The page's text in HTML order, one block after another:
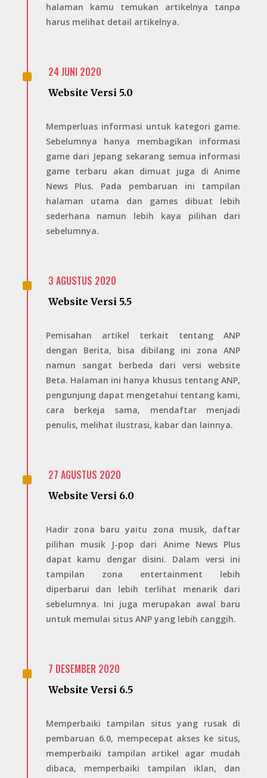
halaman kamu temukan artikelnya tanpa
harus melihat detail artikelnya.
^ 24 JUNI 2020
Website Versi 5.0
Memperluas informasi untuk kategori game.
Sebelumnya hanya membagikan informasi
game dari Jepang sekarang semua informasi
game terbaru akan dimuat juga di Anime
News Plus. Pada pembaruan ini tampilan
halaman utama dan games dibuat lebih
sederhana namun lebih kaya pilihan dari
sebelumnya.
^ 3 AGUSTUS 2020
Website Versi 5.5
Pemisahan artikel terkait tentang ANP
dengan Berita, bisa dibilang ini zona ANP
namun sangat berbeda dari versi website
Beta. Halaman ini hanya khusus tentang ANP,
pengunjung dapat mengetahui tentang kami,
cara berkeja sama, mendaftar menjadi
penulis, melihat ilustrasi, kabar dan lainnya.
^ 27 AGUSTUS 2020
Website Versi 6.0
Hadir zona baru yaitu zona musik, daftar
pilihan musik J-pop dari Anime News Plus
dapat kamu dengar disini. Dalam versi ini
tampilan zona entertainment lebih
diperbarui dan lebih terlihat menarik dari
sebelumnya. Ini juga merupakan awal baru
untuk memulai situs ANP yang lebih canggih.
^ 7 DESEMBER 2020
Website Versi 6.5
Memperbaiki tampilan situs yang rusak di
pembaruan 6.0, mempecepat akses ke situs,
memperbaiki tampilan artikel agar mudah
dibaca, memperbaiki tampilan iklan, dan